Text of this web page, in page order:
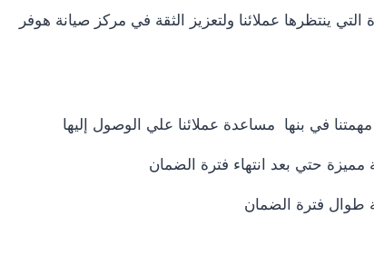
ينتظرها عملائنا ولتعزيز الثقة في مركز صيانة هوفر
في بنها مساعدة عملائنا علي الوصول إليها
حتي بعد انتهاء فترة الضمان
طوال فترة الضمان